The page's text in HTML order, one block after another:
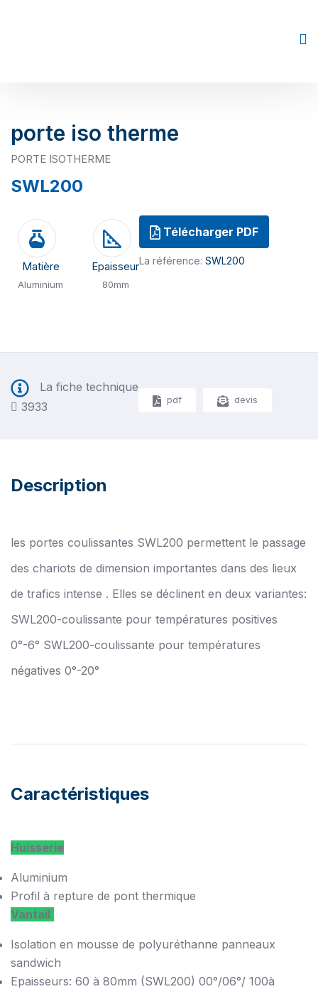
porte iso therme
PORTE ISOTHERME
SWL200
Matière
Aluminium
Epaisseur
80mm
Télécharger PDF
La référence: SWL200
La fiche technique
3933
pdf devis
Description
les portes coulissantes SWL200 permettent le passage
des chariots de dimension importantes dans des lieux
de trafics intense . Elles se déclinent en deux variantes:
SWL200-coulissante pour températures positives
0°-6° SWL200-coulissante pour températures
négatives 0°-20°
Caractéristiques
Huisserie
Aluminium
Profil à repture de pont thermique
Vantail
Isolation en mousse de polyuréthanne panneaux
sandwich
Epaisseurs: 60 à 80mm (SWL200) 00°/06°/ 100à